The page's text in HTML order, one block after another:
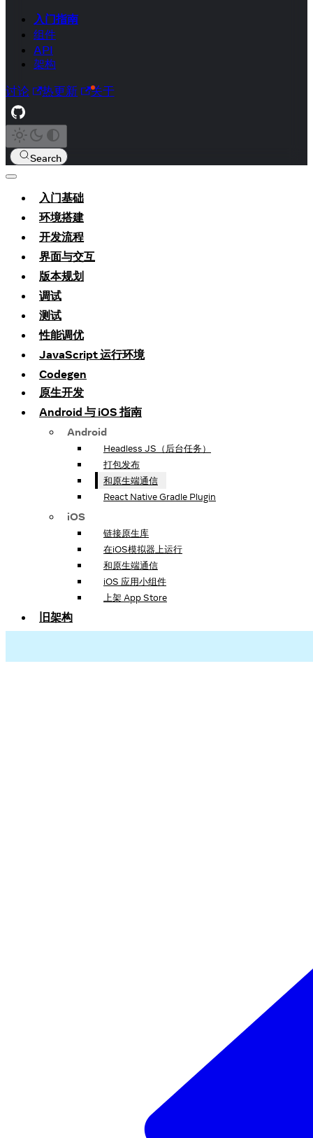
入门指南
组件
API
架构
讨论 热更新 关于
Search
入门基础
环境搭建
开发流程
界面与交互
版本规划
调试
测试
性能调优
JavaScript 运行环境
Codegen
原生开发
Android 与 iOS 指南
Android
Headless JS（后台任务）
打包发布
和原生端通信
React Native Gradle Plugin
iOS
链接原生库
在iOS模拟器上运行
和原生端通信
iOS 应用小组件
上架 App Store
旧架构